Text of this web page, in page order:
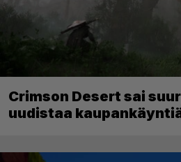
Crimson Desert sai
uudistaa